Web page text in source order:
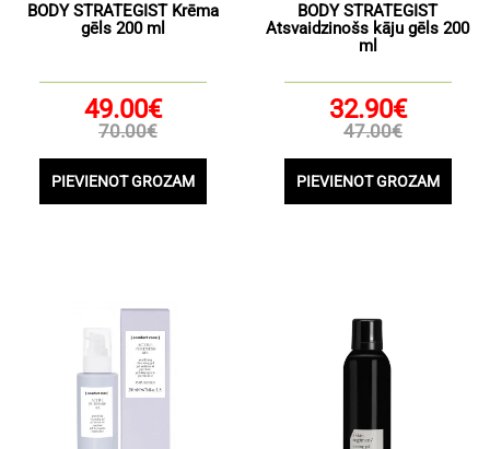
BODY STRATEGIST Krēma
gēls 200 ml
49.00€
70.00€
PIEVIENOT GROZAM
BODY STRATEGIST
Atsvaidzinošs kāju gēls 200
ml
32.90€
47.00€
PIEVIENOT GROZAM